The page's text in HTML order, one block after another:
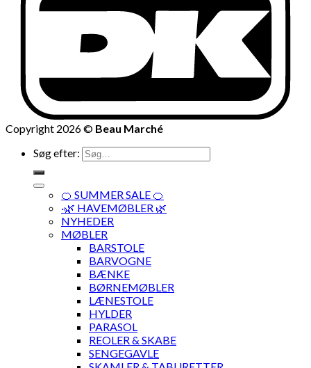
Copyright 2026 © Beau Marché
Søg efter:
🍊 SUMMER SALE 🍊
·🌿 HAVEMØBLER 🌿
NYHEDER
MØBLER
BARSTOLE
BARVOGNE
BÆNKE
BØRNEMØBLER
LÆNESTOLE
HYLDER
PARASOL
REOLER & SKABE
SENGEGAVLE